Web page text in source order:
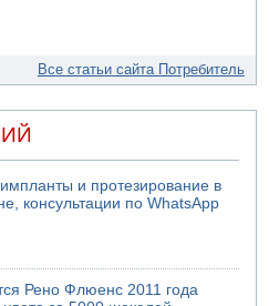
Все статьи сайта Потребитель
и протезирование в
консультации по WhatsApp
Рено Флюенс 2011 года